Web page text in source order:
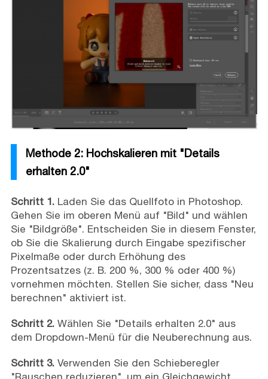
Methode 2: Hochskalieren mit "Details
erhalten 2.0"
Schritt 1.Laden Sie das Quellfoto in Photoshop.
Gehen Sie im oberen Menü auf "Bild" und wählen
Sie "Bildgröße". Entscheiden Sie in diesem Fenster,
ob Sie die Skalierung durch Eingabe spezifischer
Pixelmaße oder durch Erhöhung des
Prozentsatzes (z. B. 200 %, 300 % oder 400 %)
vornehmen möchten. Stellen Sie sicher, dass "Neu
berechnen" aktiviert ist.
Schritt 2.Wählen Sie "Details erhalten 2.0" aus
dem Dropdown-Menü für die Neuberechnung aus.
Schritt 3.Verwenden Sie den Schieberegler
"Rauschen reduzieren", um ein Gleichgewicht